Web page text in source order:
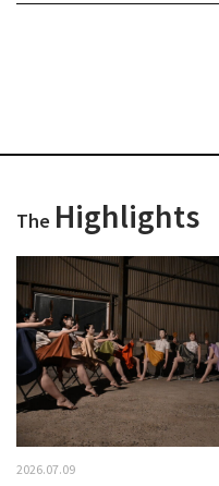
The Highlights
2026.07.09